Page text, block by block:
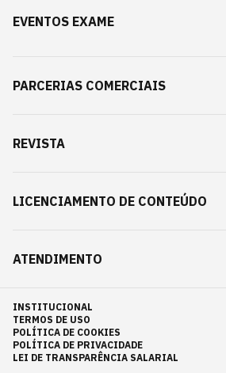
EVENTOS EXAME
PARCERIAS COMERCIAIS
REVISTA
LICENCIAMENTO DE CONTEÚDO
ATENDIMENTO
INSTITUCIONAL
TERMOS DE USO
POLÍTICA DE COOKIES
POLÍTICA DE PRIVACIDADE
LEI DE TRANSPARÊNCIA SALARIAL